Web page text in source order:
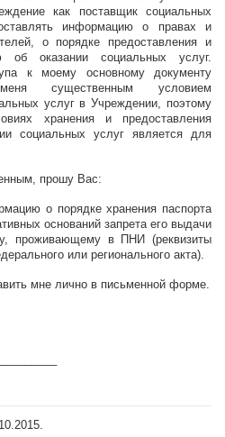
как поставщик социальных
информацию о правах и
о порядке предоставления и
об оказании социальных услуг.
к моему основному документу
существенным условием
услуг в Учреждении, поэтому
хранения и предоставления
социальных услуг является для
прошу Вас:
о порядке хранения паспорта
оснований запрета его выдачи
проживающему в ПНИ (реквизиты
или регионального акта).
мне лично в письменной форме.